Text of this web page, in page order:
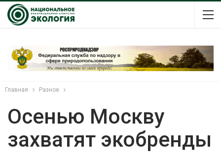
Главная Разное
Осенью Москву
захватят экобренды